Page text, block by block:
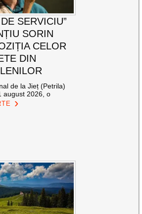
SERVICIU”
SORIN
CELOR
DIN
de la Jieț (Petrila)
august 2026, o